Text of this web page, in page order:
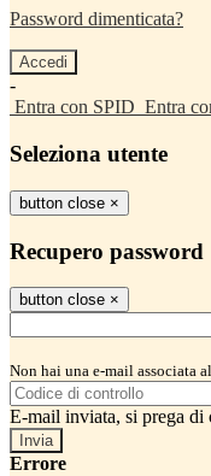
Password dimenticata?
-
Entra con SPID Entra
Seleziona utente
button close ×
Recupero password
button close ×
Non hai una e-mail associata
E-mail inviata, si prega di
Errore